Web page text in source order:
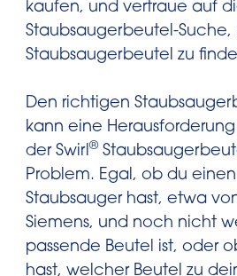
3. In der Liste den
beziehungsweise des
Staubsauger suchen
des Namens eingibt,
Liste eingrenzen.
4. Auswahl überprüfen
„Modell auswählen“
versehentlich eine
ausgewählt hast, klicke
ändern“ und
kaufen, und vertraue auf
Staubsaugerbeutel-
Staubsaugerbeutel zu
Den richtigen
kann eine
der Swirl ®
Problem. Egal, ob du
Staubsauger hast, etwa
Siemens, und noch nicht
passende Beutel ist, oder
hast, welcher Beutel zu